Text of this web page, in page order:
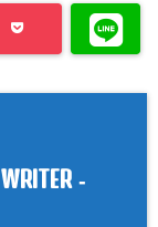
WRITER-